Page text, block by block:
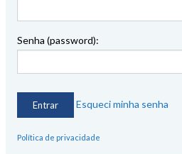
Senha (password):
Esqueci minha senha
Política de privacidade